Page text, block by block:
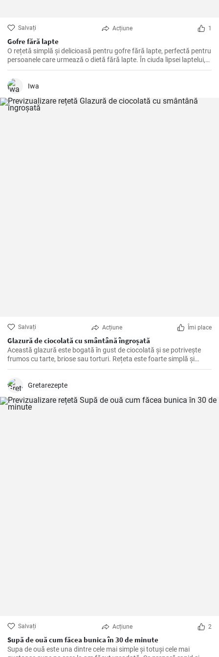
Salvați Acțiune 1
Gofre fără lapte
O rețetă simplă și delicioasă pentru gofre fără lapte, perfectă pentru
persoanele care urmează o dietă fără lapte. În ciuda lipsei laptelui,
gofrele sunt extrem de crocante și delicioase.
Iwa
Salvați Acțiune Îmi place
Glazură de ciocolată cu smântână îngroșată
Această glazură este bogată în gust de ciocolată și se potrivește
frumos cu tarte, briose sau torturi. Rețeta este foarte simplă și
rapidă de pregătit.
Gretarezepte
Salvați Acțiune 2
Supă de ouă cum făcea bunica în 30 de minute
Supa de ouă este una dintre cele mai simple și totuși cele mai